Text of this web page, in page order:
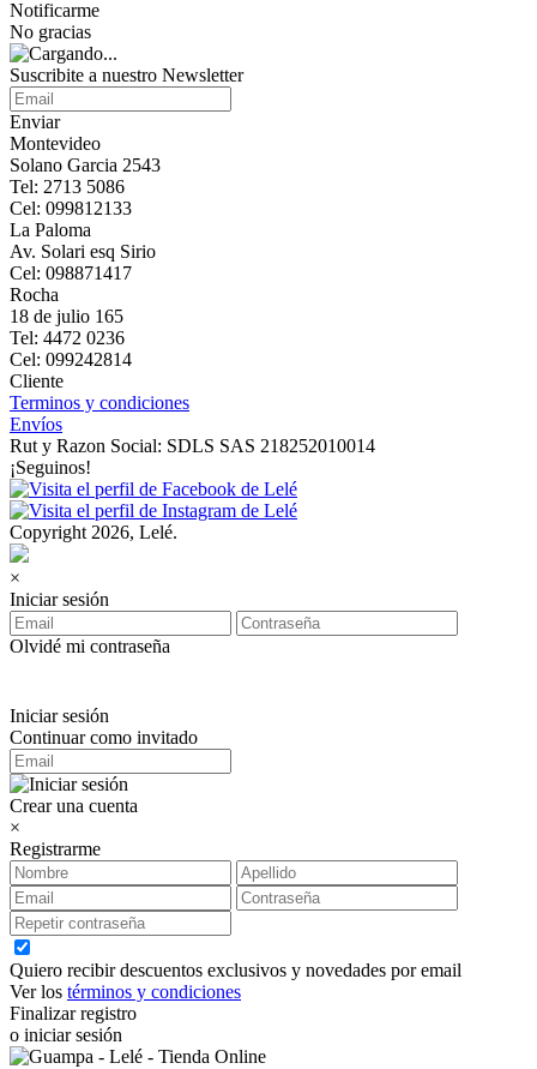
Notificarme
No gracias
Suscribite a nuestro Newsletter
Enviar
Montevideo
Solano Garcia 2543
Tel: 2713 5086
Cel: 099812133
La Paloma
Av. Solari esq Sirio
Cel: 098871417
Rocha
18 de julio 165
Tel: 4472 0236
Cel: 099242814
Cliente
Terminos y condiciones
Envíos
Rut y Razon Social: SDLS SAS 218252010014
¡Seguinos!
Copyright 2026, Lelé.
×
Iniciar sesión
Olvidé mi contraseña
Iniciar sesión
Continuar como invitado
Crear una cuenta
×
Registrarme
Quiero recibir descuentos exclusivos y novedades por email
Ver los términos y condiciones
Finalizar registro
o iniciar sesión